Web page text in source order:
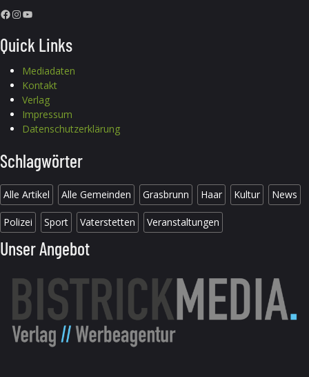
Facebook InstagramYouTube
Quick Links
Mediadaten
Kontakt
Verlag
Impressum
Datenschutzerklärung
Schlagwörter
Alle Artikel Alle Gemeinden Grasbrunn Haar Kultur News
Polizei Sport Vaterstetten Veranstaltungen
Unser Angebot